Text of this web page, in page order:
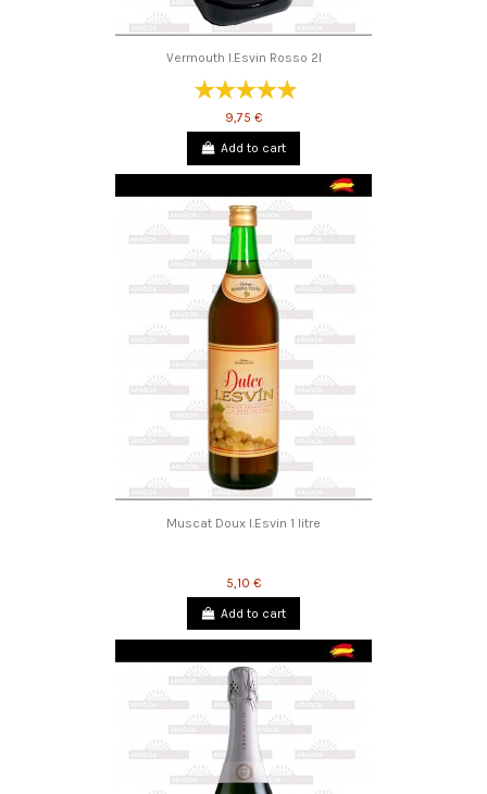
Vermouth I.Esvin Rosso 2l
9,75 €
Add to cart
Muscat Doux I.Esvin 1 litre
5,10 €
Add to cart